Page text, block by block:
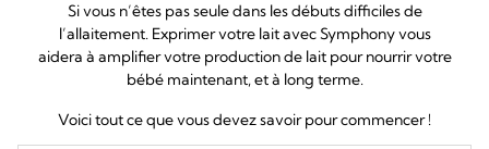
Si vous n’êtes pas seule dans les débuts difficiles de
l’allaitement. Exprimer votre lait avec Symphony vous
aidera à amplifier votre production de lait pour nourrir votre
bébé maintenant, et à long terme.
Voici tout ce que vous devez savoir pour commencer !